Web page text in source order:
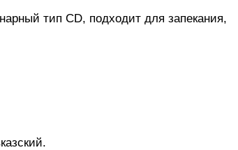
тип CD, подходит для запекания,